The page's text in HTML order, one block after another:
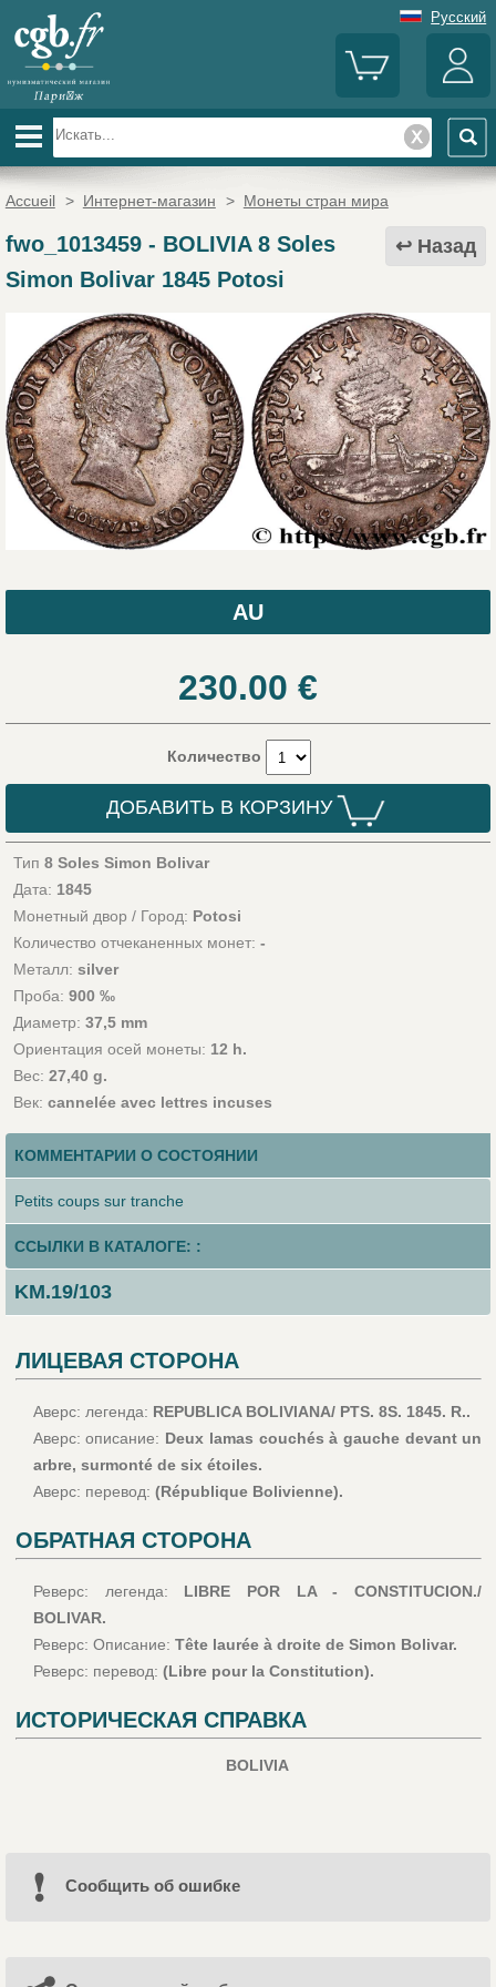
Русский
Accueil > Интернет-магазин > Монеты стран мира
Назад
fwo_1013459- BOLIVIA 8 Soles
Simon Bolivar 1845 Potosi
AU
230.00 €
Количество
ДОБАВИТЬ В КОРЗИНУ
Тип 8 Soles Simon Bolivar
Дата: 1845
Монетный двор / Город: Potosi
Количество отчеканенных монет: -
Металл: silver
Проба: 900 ‰
Диаметр: 37,5 mm
Ориентация осей монеты: 12 h.
Вес: 27,40 g.
Век: cannelée avec lettres incuses
КОММЕНТАРИИ О СОСТОЯНИИ
Petits coups sur tranche
ССЫЛКИ В КАТАЛОГЕ: :
KM.19/103
ЛИЦЕВАЯ СТОРОНА
Аверс: легенда: REPUBLICA BOLIVIANA/ PTS. 8S. 1845. R..
Аверс: описание: Deux lamas couchés à gauche devant un
arbre, surmonté de six étoiles.
Аверс: перевод: (République Bolivienne).
ОБРАТНАЯ СТОРОНА
Реверс: легенда: LIBRE POR LA - CONSTITUCION./
BOLIVAR.
Реверс: Описание: Tête laurée à droite de Simon Bolivar.
Реверс: перевод: (Libre pour la Constitution).
ИСТОРИЧЕСКАЯ СПРАВКА
BOLIVIA
Cообщить об ошибке